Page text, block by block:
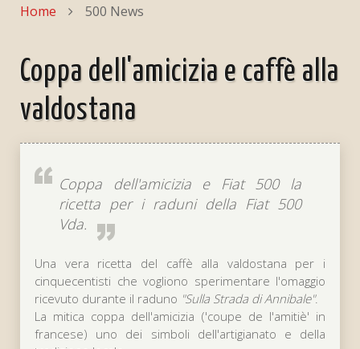
Home 500 News
Coppa dell'amicizia e caffè alla
valdostana
Coppa dell'amicizia e Fiat 500 la
ricetta per i raduni della Fiat 500
Vda.
Una vera ricetta del caffè alla valdostana per i
cinquecentisti che vogliono sperimentare l'omaggio
ricevuto durante il raduno Sulla Strada di Annibale .
La mitica coppa dell'amicizia ('coupe de l'amitiè' in
francese) uno dei simboli dell'artigianato e della